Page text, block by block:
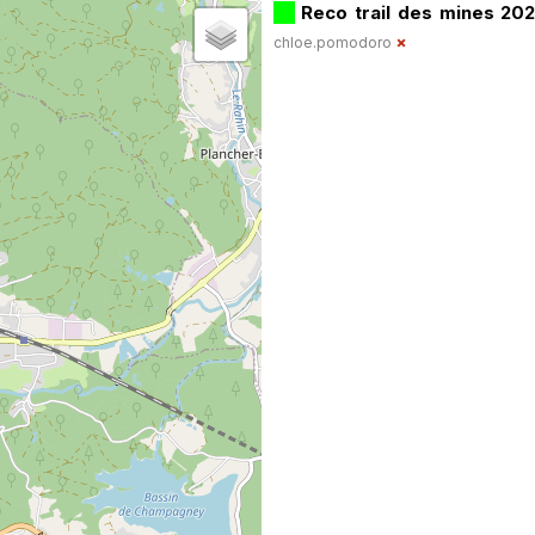
Reco trail des mines
chloe.pomodoro